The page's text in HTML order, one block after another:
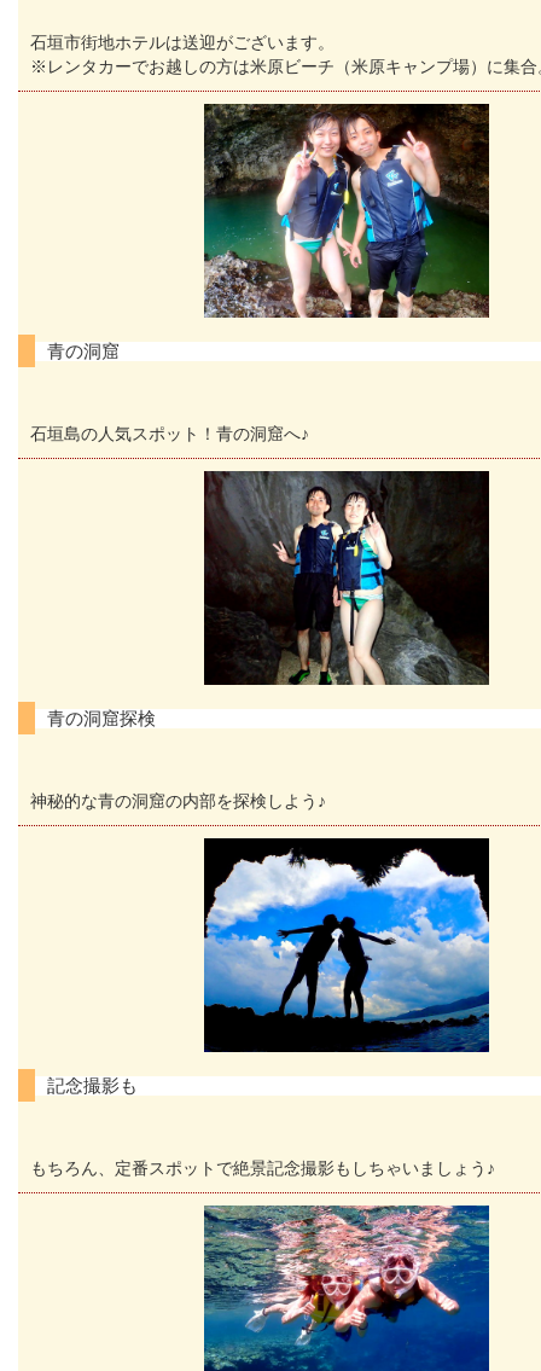
石垣市街地ホテルは送迎がございます。
※レンタカーでお越しの方は米原ビーチ（米原キャンプ場）に集合
青の洞窟
石垣島の人気スポット！青の洞窟へ♪
青の洞窟探検
神秘的な青の洞窟の内部を探検しよう♪
記念撮影も
もちろん、定番スポットで絶景記念撮影もしちゃいましょう♪